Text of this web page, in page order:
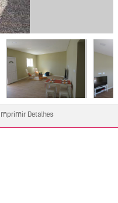
Imprimir Detalhes